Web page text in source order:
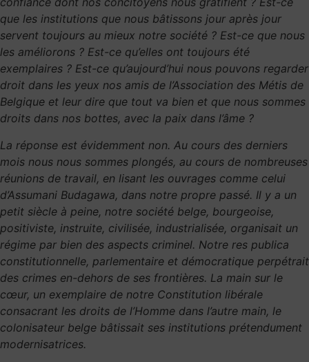
que les institutions que nous bâtissons jour après jour
servent toujours au mieux notre société ? Est-ce que nous
les améliorons ? Est-ce qu’elles ont toujours été
exemplaires ? Est-ce qu’aujourd’hui nous pouvons regarder
droit dans les yeux nos amis de l’Association des Métis de
Belgique et leur dire que tout va bien et que nous sommes
droits dans nos bottes, avec la paix dans l’âme ?
La réponse est évidemment non. Au cours des derniers
mois nous nous sommes plongés, au cours de nombreuses
réunions de travail, en lisant les ouvrages comme celui
d’Assumani Budagawa, dans notre propre passé. Il y a un
petit siècle à peine, notre société belge, bourgeoise,
positiviste, instruite, civilisée, industrialisée, organisait un
régime par bien des aspects criminel. Notre res publica
constitutionnelle, parlementaire et démocratique perpétrait
des crimes en-dehors de ses frontières. La main sur le
cœur, un exemplaire de notre Constitution libérale
consacrant les droits de l’Homme dans l’autre main, le
colonisateur belge bâtissait ses institutions prétendument
modernisatrices.